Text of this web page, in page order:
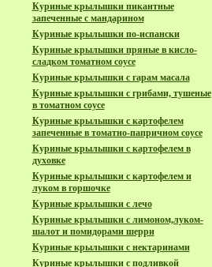
Куриные крылышки пикантные
запеченные с мандарином
Куриные крылышки по-испански
Куриные крылышки пряные в кисло-
сладком томатном соусе
Куриные крылышки с гарам масала
Куриные крылышки с грибами, тушеные
в томатном соусе
Куриные крылышки с картофелем
запеченные в томатно-папричном соусе
Куриные крылышки с картофелем в
духовке
Куриные крылышки с картофелем и
луком в горшочке
Куриные крылышки с лечо
Куриные крылышки с лимоном,луком-
шалот и помидорами шерри
Куриные крылышки с нектаринами
Куриные крылышки с подливкой